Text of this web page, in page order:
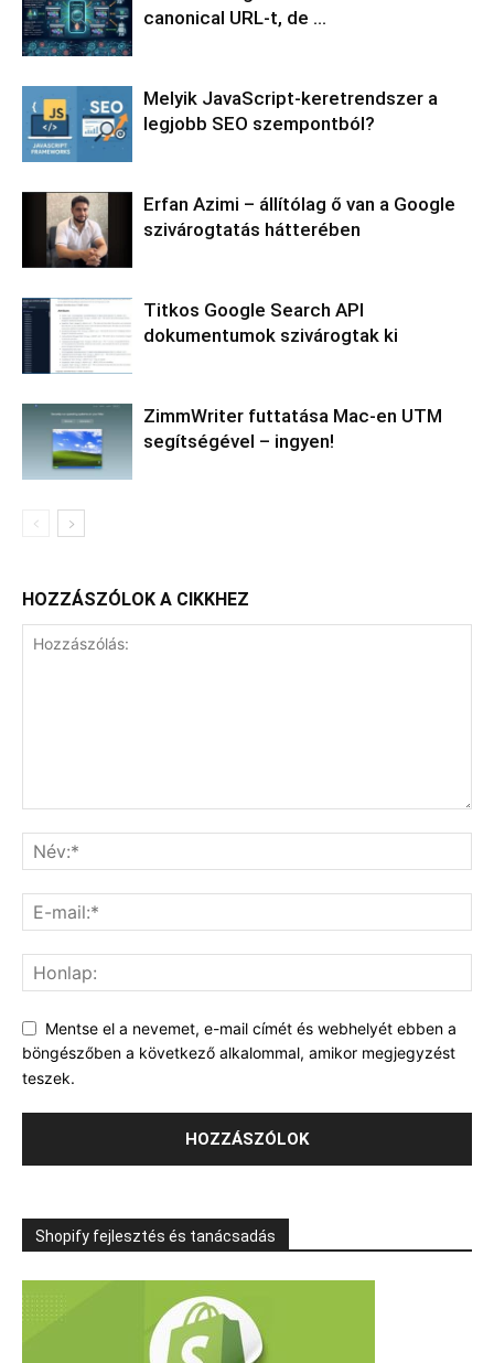
canonical URL-t, de …
Melyik JavaScript-keretrendszer a
legjobb SEO szempontból?
Erfan Azimi – állítólag ő van a Google
szivárogtatás hátterében
Titkos Google Search API
dokumentumok szivárogtak ki
ZimmWriter futtatása Mac-en UTM
segítségével – ingyen!
HOZZÁSZÓLOK A CIKKHEZ
Mentse el a nevemet, e-mail címét és webhelyét ebben a
böngészőben a következő alkalommal, amikor megjegyzést
teszek.
Shopify fejlesztés és tanácsadás